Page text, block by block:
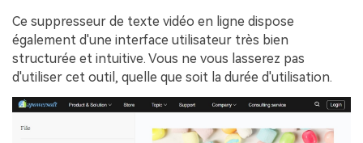
Ce suppresseur de texte vidéo en ligne dispose
également d'une interface utilisateur très bien
structurée et intuitive. Vous ne vous lasserez pas
d'utiliser cet outil, quelle que soit la durée d'utilisation.